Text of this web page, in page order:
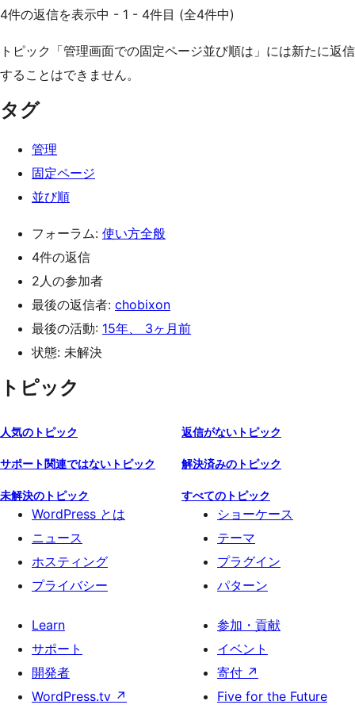
4件の返信を表示中 - 1 - 4件目 (全4件中)
トピック「管理画面での固定ページ並び順は」には新たに返信
することはできません。
タグ
管理
固定ページ
並び順
フォーラム: 使い方全般
4件の返信
2人の参加者
最後の返信者: chobixon
最後の活動: 15年、 3ヶ月前
状態: 未解決
トピック
人気のトピック 返信がないトピック
サポート関連ではないトピック 解決済みのトピック
未解決のトピック すべてのトピック
WordPress とは
ニュース
ホスティング
プライバシー
ショーケース
テーマ
プラグイン
パターン
Learn
サポート
開発者
WordPress.tv ↗
参加・貢献
イベント
寄付 ↗
Five for the Future